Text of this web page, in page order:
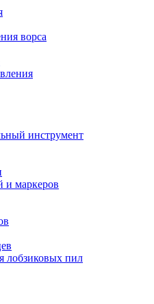
ворса
инструмент
и маркеров
лобзиковых пил